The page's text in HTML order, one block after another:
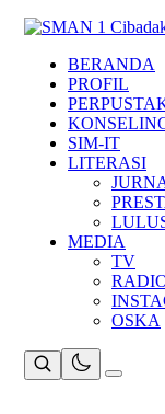
BERANDA
PROFIL
SIM-IT
LITERASI
MEDIA
TV
OSKA